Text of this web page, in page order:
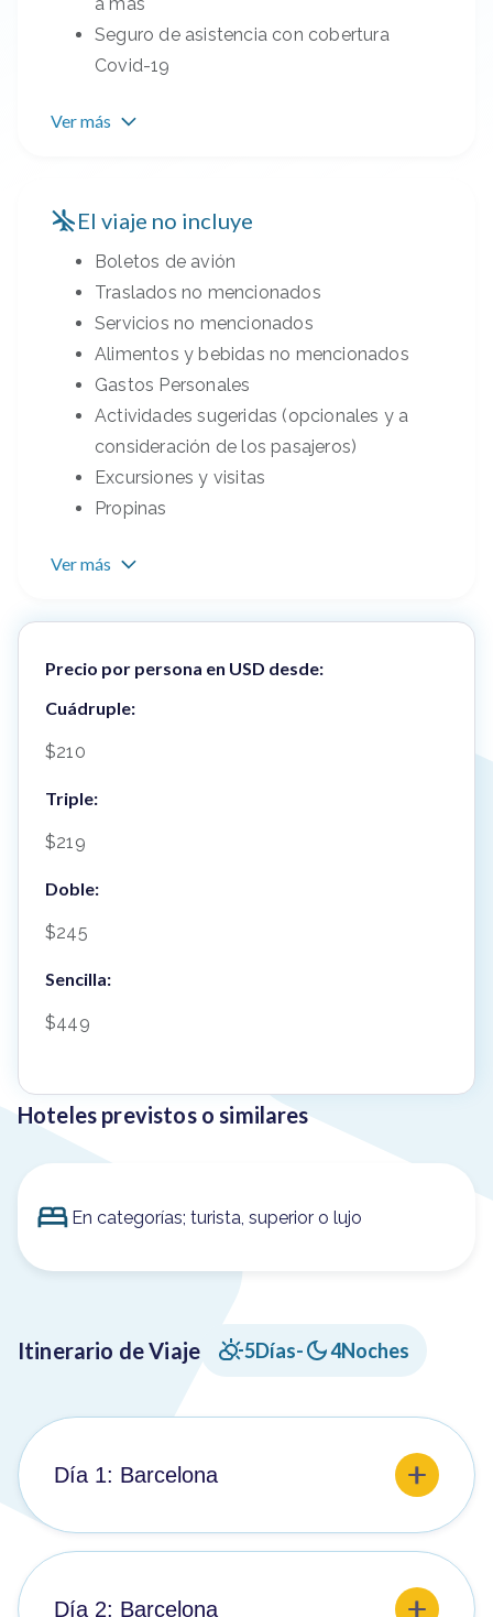
Seguro de asistencia con cobertura
Covid-19
Ver más
El viaje no incluye
Boletos de avión
Traslados no mencionados
Servicios no mencionados
Alimentos y bebidas no mencionados
Gastos Personales
Actividades sugeridas (opcionales y a
consideración de los pasajeros)
Excursiones y visitas
Propinas
Ver más
Precio por persona en USD desde:
Cuádruple:
$210
Triple:
$219
Doble:
$245
Sencilla:
$449
Hoteles previstos o similares
En categorías; turista, superior o lujo
Itinerario de Viaje 5Días- 4Noches
Día 1: Barcelona
Llegada y traslado al hotel. Barcelona combina su
activo ritmo de vida mediterráneo, con calles que
cosmopolita y acogedor con sus visitantes. Volcada
Día 2: Barcelona